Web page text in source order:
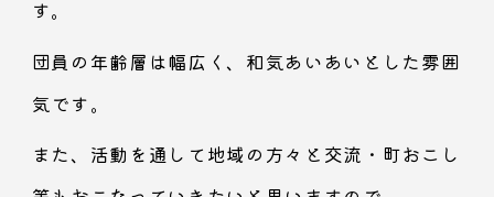
す。
団員の年齢層は幅広く、和気あいあいとした雰囲
気です。
また、活動を通して地域の方々と交流・町おこし